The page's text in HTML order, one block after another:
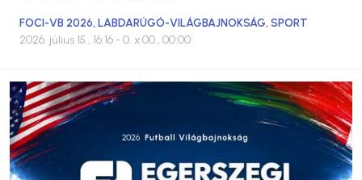
FOCI-VB 2026,LABDARÚGÓ-VILÁGBAJNOKSÁG,SPORT
2026. július 15., 16:16 - 0. x 00., 00:00